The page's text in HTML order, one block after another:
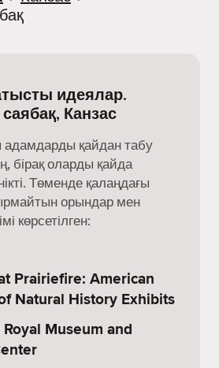
идеялар.
Канзас
қайдан табу
бірақ оларды қайда
Төменде қалаңдағы
орындар мен
көрсетілген:
Prairiefire: American
Natural History Exhibits
Museum and